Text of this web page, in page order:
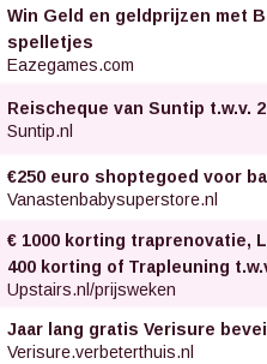
Win Geld en geldprijzen met
spelletjes
Eazegames.com
Reischeque van Suntip t.w.v.
Suntip.nl
€250 euro shoptegoed voor
Vanastenbabysuperstore.nl
€ 1000 korting traprenovatie,
400 korting of Trapleuning
Upstairs.nl/prijsweken
Jaar lang gratis Verisure
Verisure.verbeterthuis.nl